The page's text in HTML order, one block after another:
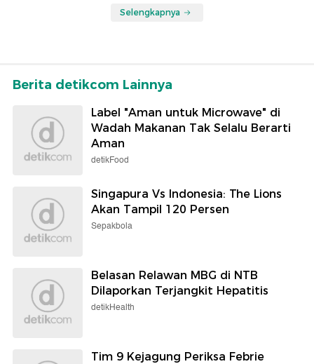
Selengkapnya
Berita detikcom Lainnya
Label "Aman untuk Microwave" di
Wadah Makanan Tak Selalu Berarti
Aman
detikFood
Singapura Vs Indonesia: The Lions
Akan Tampil 120 Persen
Sepakbola
Belasan Relawan MBG di NTB
Dilaporkan Terjangkit Hepatitis
detikHealth
Tim 9 Kejagung Periksa Febrie